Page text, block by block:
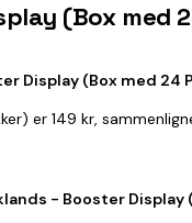
(Box med
Display (Box med 24
er 149 kr,
- Booster Display